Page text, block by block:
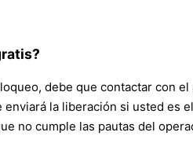
debe que contactar con
la liberación si usted es
no cumple las pautas del